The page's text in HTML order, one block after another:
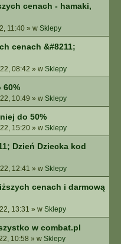
cenach - hamaki,
11:40 » w Sklepy
cenach &#8211;
08:42 » w Sklepy
60%
10:49 » w Sklepy
do 50%
15:20 » w Sklepy
Dzień Dziecka kod
12:41 » w Sklepy
cenach i darmową
13:31 » w Sklepy
w combat.pl
10:58 » w Sklepy